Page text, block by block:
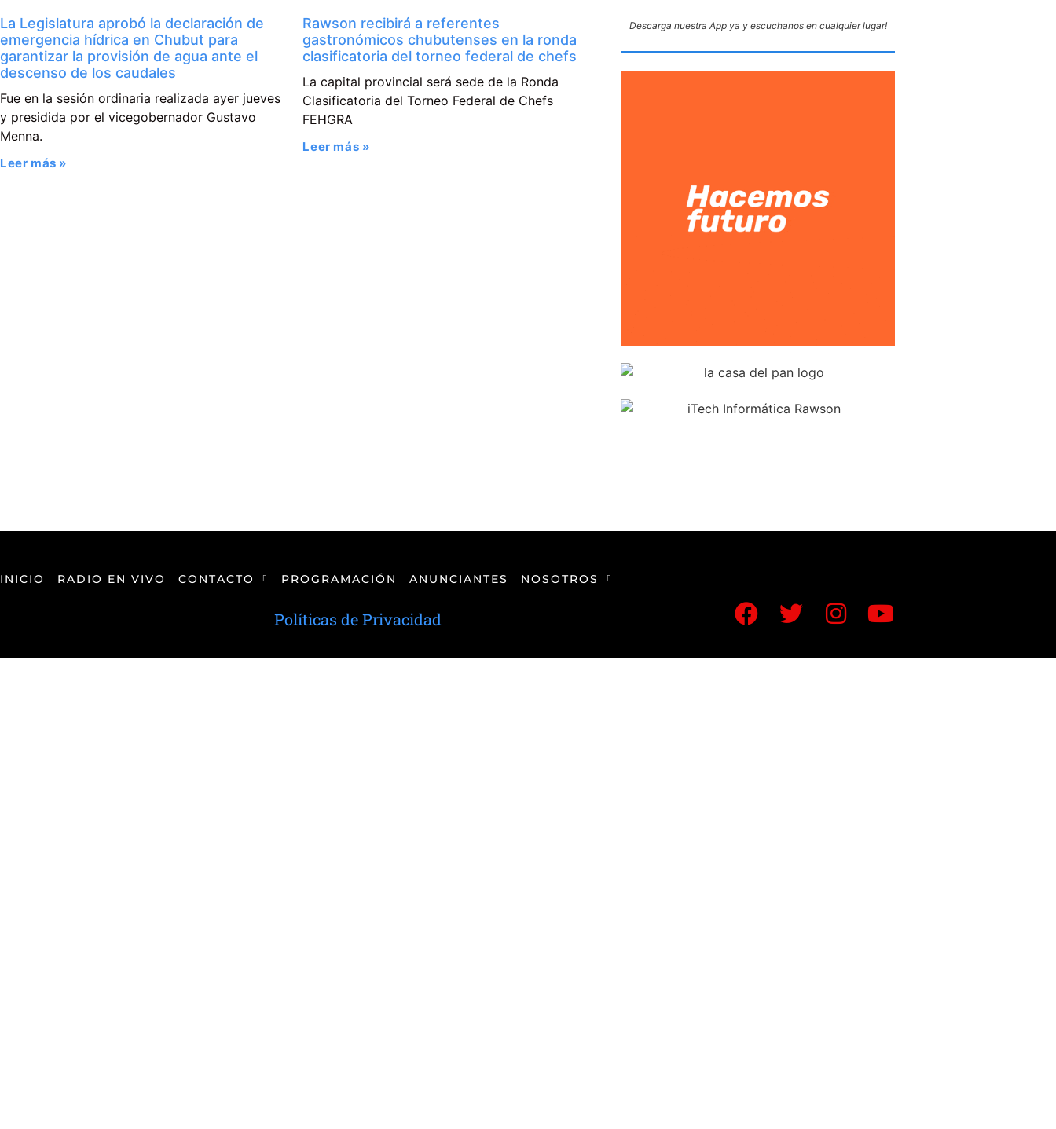
La Legislatura aprobó la declaración de
emergencia hídrica en Chubut para
garantizar la provisión de agua ante el
descenso de los caudales
Fue en la sesión ordinaria realizada ayer jueves
y presidida por el vicegobernador Gustavo
Menna.
Leer más »
Rawson recibirá a referentes
gastronómicos chubutenses en la ronda
clasificatoria del torneo federal de chefs
La capital provincial será sede de la Ronda
Clasificatoria del Torneo Federal de Chefs
FEHGRA
Leer más »
Descarga nuestra App ya y escuchanos en cualquier lugar!
INICIO RADIO EN VIVO CONTACTO PROGRAMACIÓN ANUNCIANTES NOSOTROS
Políticas de Privacidad